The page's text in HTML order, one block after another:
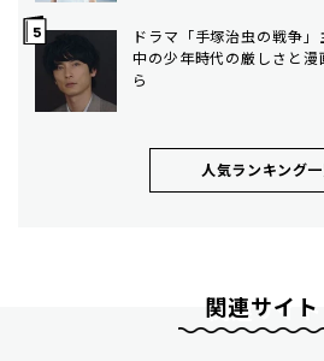
ドラマ「手塚治虫の戦争
中の少年時代の厳しさと
ら
人気ランキング
関連サイト